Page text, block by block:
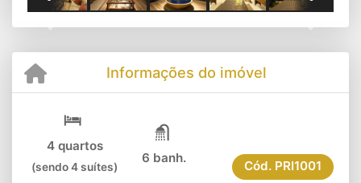
Informações do imóvel
4 quartos
(sendo 4 suítes)
6 banh.
Cód. PRI1001